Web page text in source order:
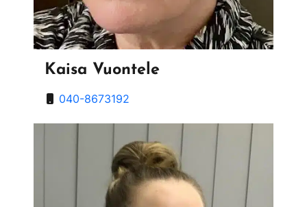
Kaisa Vuontele
040-8673192